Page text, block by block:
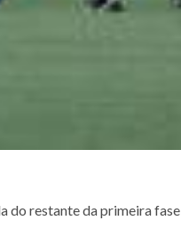
restante da primeira